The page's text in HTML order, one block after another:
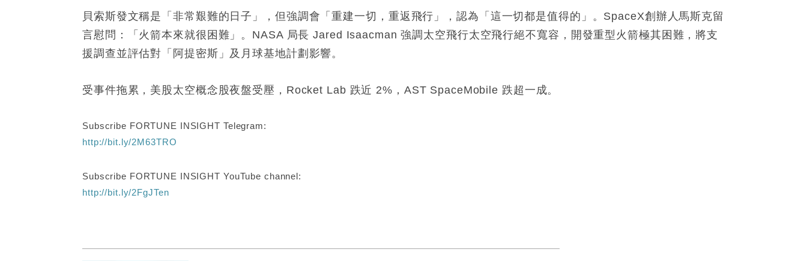
貝索斯發文稱是「非常艱難的日子」，但強調會「重建一切，重返飛行」，認為「這一切都是值得的」。SpaceX創辦人馬斯克留
言慰問：「火箭本來就很困難」。NASA 局長 Jared Isaacman 強調太空飛行太空飛行絕不寬容，開發重型火箭極其困難，將支
援調查並評估對「阿提密斯」及月球基地計劃影響。
受事件拖累，美股太空概念股夜盤受壓，Rocket Lab 跌近 2%，AST SpaceMobile 跌超一成。
Subscribe FORTUNE INSIGHT Telegram:
http://bit.ly/2M63TRO
Subscribe FORTUNE INSIGHT YouTube channel:
http://bit.ly/2FgJTen